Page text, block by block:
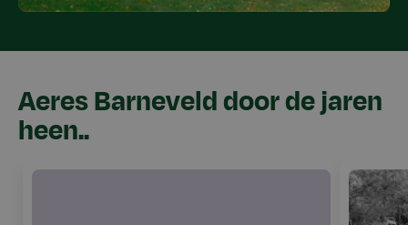
Aeres Barneveld door de jaren
heen..